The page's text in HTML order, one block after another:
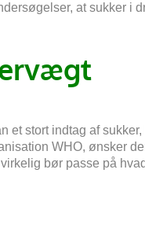
at sukker i
et stort indtag af
WHO, ønsker
bør passe på